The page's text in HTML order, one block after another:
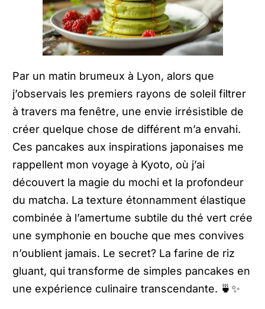
Par un matin brumeux à Lyon, alors que
j’observais les premiers rayons de soleil filtrer
à travers ma fenêtre, une envie irrésistible de
créer quelque chose de différent m’a envahi.
Ces pancakes aux inspirations japonaises me
rappellent mon voyage à Kyoto, où j’ai
découvert la magie du mochi et la profondeur
du matcha. La texture étonnamment élastique
combinée à l’amertume subtile du thé vert crée
une symphonie en bouche que mes convives
n’oublient jamais. Le secret? La farine de riz
gluant, qui transforme de simples pancakes en
une expérience culinaire transcendante. 🍵✨